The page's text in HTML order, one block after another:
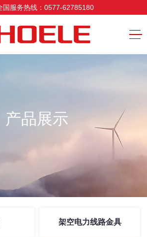
国服务热线：0577-62785180
产品展示
架空电力线路金具